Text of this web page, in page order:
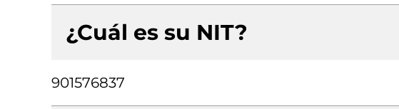
¿Cuál es su NIT?
901576837